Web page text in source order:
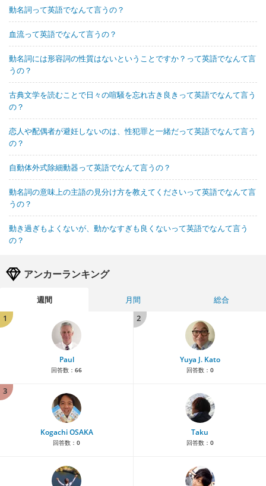
動名詞って英語でなんて言うの？
血流って英語でなんて言うの？
動名詞には形容詞の性質はないということですか？って英語でなんて言
うの？
古典文学を読むことで日々の喧騒を忘れ古き良きって英語でなんて言う
の？
恋人や配偶者が避妊しないのは、性犯罪と一緒だって英語でなんて言う
の？
自動体外式除細動器って英語でなんて言うの？
動名詞の意味上の主語の見分け方を教えてくださいって英語でなんて言
うの？
動き過ぎもよくないが、動かなすぎも良くないって英語でなんて言う
の？
アンカーランキング
週間 月間
総合
1
Paul
回答数： 66
2
Yuya J. Kato
回答数： 0
3
Kogachi OSAKA
回答数： 0
Taku
回答数： 0